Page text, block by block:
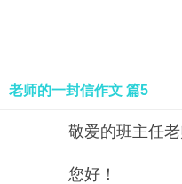
老师的一封信作文 篇5
敬爱的班主任老
您好！